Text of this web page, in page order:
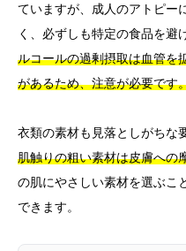
ていますが、成人のアトピー
く、必ずしも特定の食品を避
ルコールの過剰摂取は血管を
があるため、注意が必要です
衣類の素材も見落としがちな
肌触りの粗い素材は皮膚への
の肌にやさしい素材を選ぶこ
できます。